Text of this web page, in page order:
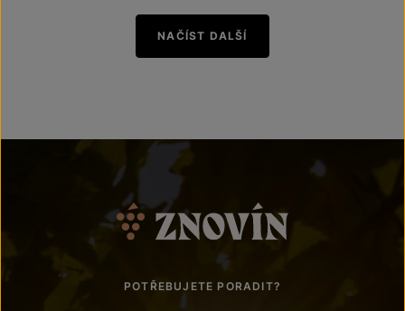
NAČÍST DALŠÍ
POTŘEBUJETE PORADIT?